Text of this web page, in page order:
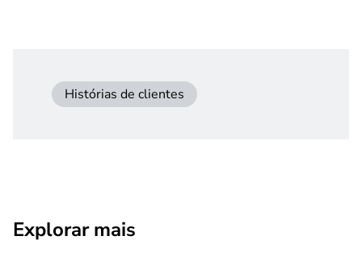
Histórias de clientes
Explorar mais